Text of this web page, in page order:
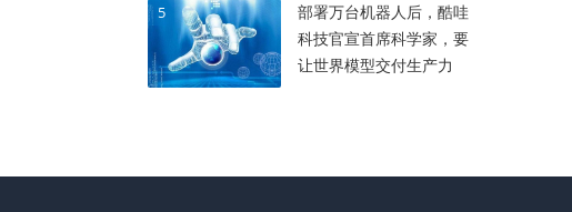
5
部署万台机器人后，酷哇
科技官宣首席科学家，要
让世界模型交付生产力